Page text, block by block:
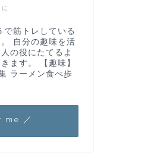
に
で筋トレしている
自分の趣味を活
の役にたてるよ
ます。 【趣味】
ラーメン食べ歩
me ／